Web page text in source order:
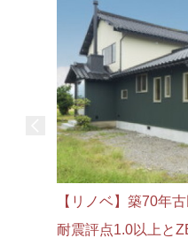
【リノベ】築70年
耐震評点1.0以上と